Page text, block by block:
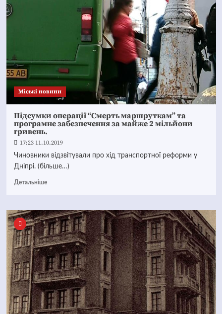
Mіські новини
Підсумки операції “Смерть маршруткам” та
програмне забезпечення за майже 2 мільйони
гривень.
17:23 11.10.2019
Чиновники відзвітували про хід транспортної реформи у
Дніпрі. (більше…)
Детальніше